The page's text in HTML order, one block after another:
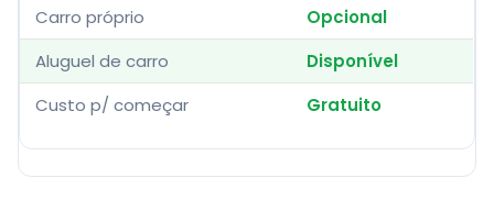
Carro próprio
Opcional
Aluguel de carro
Disponível
Custo p/ começar
Gratuito